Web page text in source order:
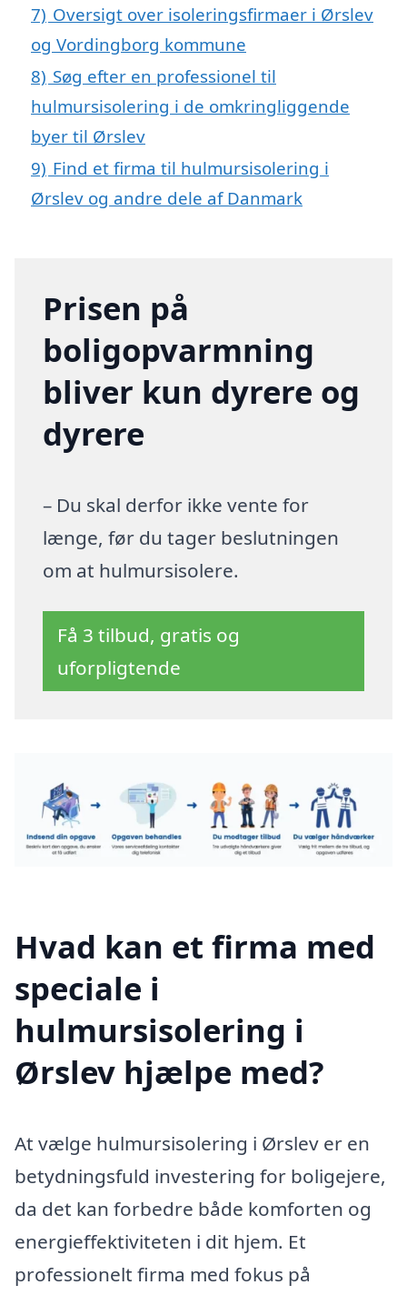
7) Oversigt over isoleringsfirmaer i Ørslev
og Vordingborg kommune
8) Søg efter en professionel til
hulmursisolering i de omkringliggende
byer til Ørslev
9) Find et firma til hulmursisolering i
Ørslev og andre dele af Danmark
Prisen på
boligopvarmning
bliver kun dyrere og
dyrere
– Du skal derfor ikke vente for
længe, før du tager beslutningen
om at hulmursisolere.
Få 3 tilbud, gratis og
uforpligtende
Hvad kan et firma med
speciale i
hulmursisolering i
Ørslev hjælpe med?
At vælge hulmursisolering i Ørslev er en
betydningsfuld investering for boligejere,
da det kan forbedre både komforten og
energieffektiviteten i dit hjem. Et
professionelt firma med fokus på